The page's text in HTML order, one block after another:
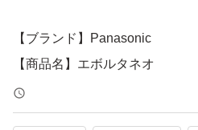
【ブランド】Panasonic
【商品名】エボルタネオ
【サイズ】単4形
【個数】6本セット